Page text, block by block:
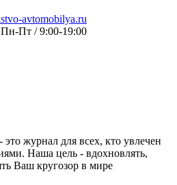
avtomobilya.ru
Пн-Пт / 9:00-19:00
журнал для всех, кто увлечен
Наша цель - вдохновлять,
Ваш кругозор в мире